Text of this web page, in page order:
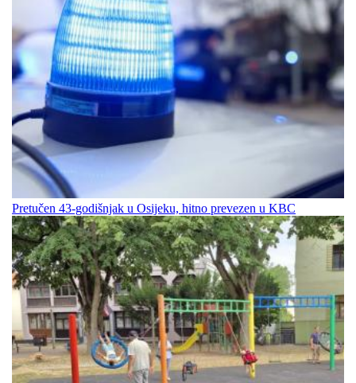
Pretučen 43-godišnjak u Osijeku, hitno prevezen u KBC